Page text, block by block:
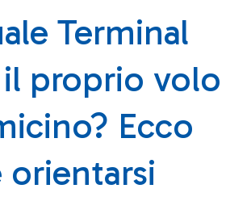
Terminal
proprio volo
Ecco
orientarsi